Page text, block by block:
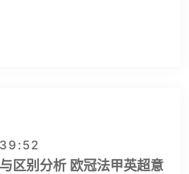
区别分析 欧冠法甲英超意